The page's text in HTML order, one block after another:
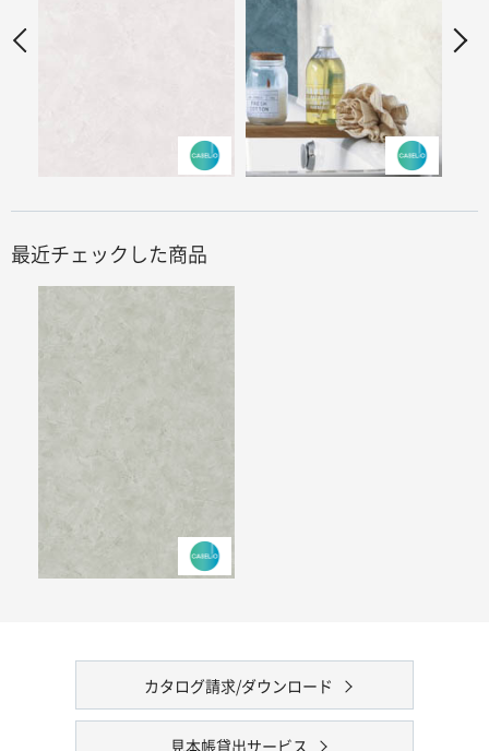
最近チェックした商品
カタログ請求/ダウンロード
見本帳貸出サービス